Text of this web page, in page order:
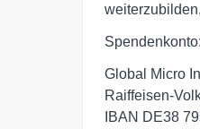
Spendenkonto:
Global Micro
Raiffeisen-
IBAN DE38